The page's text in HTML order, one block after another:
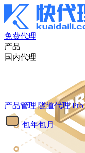
免费代理
产品
国内代理
产品管理 隧道代理Pro
包年包月